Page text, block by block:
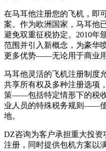
在马耳他注册您的飞机，即
案。作为欧洲国家，马耳他
避免双重征税协定。2010年
范围并引入新概念，为豪华
更多优势——无论用于商业用
马耳他灵活的飞机注册制度
共享所有权及多种注册选项
策——包括特定情形下的税
业人员的特殊税务规则——
地。
DZ咨询为客户承担重大投
注册，同时提供包机方案以